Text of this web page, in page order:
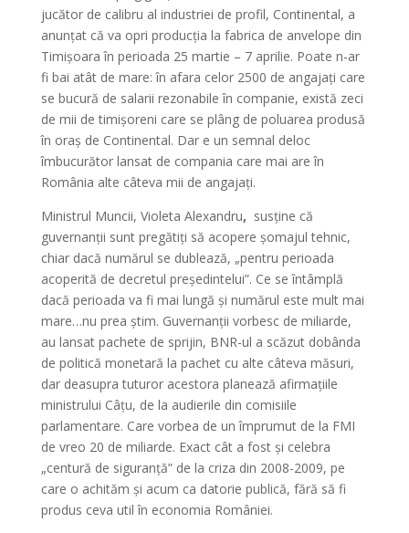
jucător de calibru al industriei de profil, Continental, a
anunțat că va opri producția la fabrica de anvelope din
Timișoara în perioada 25 martie – 7 aprilie. Poate n-ar
fi bai atât de mare: în afara celor 2500 de angajați care
se bucură de salarii rezonabile în companie, există zeci
de mii de timișoreni care se plâng de poluarea produsă
în oraș de Continental. Dar e un semnal deloc
îmbucurător lansat de compania care mai are în
România alte câteva mii de angajați.
Ministrul Muncii, Violeta Alexandru, susține că
guvernanții sunt pregătiți să acopere șomajul tehnic,
chiar dacă numărul se dublează, „pentru perioada
acoperită de decretul președintelui”. Ce se întâmplă
dacă perioada va fi mai lungă și numărul este mult mai
mare…nu prea știm. Guvernanții vorbesc de miliarde,
au lansat pachete de sprijin, BNR-ul a scăzut dobânda
de politică monetară la pachet cu alte câteva măsuri,
dar deasupra tuturor acestora planează afirmațiile
ministrului Câțu, de la audierile din comisiile
parlamentare. Care vorbea de un împrumut de la FMI
de vreo 20 de miliarde. Exact cât a fost și celebra
„centură de siguranță” de la criza din 2008-2009, pe
care o achităm și acum ca datorie publică, fără să fi
produs ceva util în economia României.